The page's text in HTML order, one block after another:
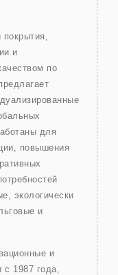
и
по
для
повышения
экологически
и
и
1987 года,